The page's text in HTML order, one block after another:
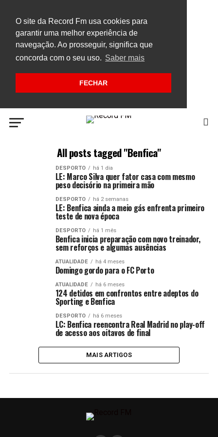
O site da Record Fm usa cookies para
garantir uma melhor experiência de
navegação. Ao prosseguir, significa que
concorda com o seu uso. Saber mais
FECHAR
All posts tagged "Benfica"
DESPORTO há 1 dia
LE: Marco Silva quer fator casa com mesmo
peso decisório na primeira mão
DESPORTO há 2 semanas
LE: Benfica ainda a meio gás enfrenta primeiro
teste de nova época
DESPORTO há 1 mês
Benfica inicia preparação com novo treinador,
sem reforços e algumas ausências
ATUALIDADE há 4 meses
Domingo gordo para o FC Porto
ATUALIDADE há 6 meses
124 detidos em confrontos entre adeptos do
Sporting e Benfica
DESPORTO há 6 meses
LC: Benfica reencontra Real Madrid no play-off
de acesso aos oitavos de final
MAIS ARTIGOS